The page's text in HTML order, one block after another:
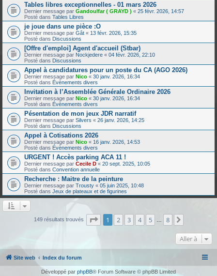
Tables libres exceptionnelles - 01 mars 2026
Dernier message par Gandoulfar ( GRAYD ) « 25 févr. 2026, 14:57
Posté dans Tables Libres
je joue dans une pièce :O
Dernier message par Gât « 13 févr. 2026, 15:35
Posté dans Discussions
[Offre d'emploi] Agent d'accueil (Stbar)
Dernier message par Nockjedere « 04 févr. 2026, 22:10
Posté dans Discussions
Appel à candidatures pour un poste du CA (AGO 2026)
Dernier message par Nico « 30 janv. 2026, 16:34
Posté dans Évènements divers
Invitation à l’Assemblée Générale Ordinaire 2026
Dernier message par Nico « 30 janv. 2026, 16:34
Posté dans Évènements divers
Pésentation de mon jeux JDR narratif
Dernier message par Silvers « 26 janv. 2026, 14:25
Posté dans Discussions
Appel à Cotisations 2026
Dernier message par Nico « 16 janv. 2026, 14:53
Posté dans Évènements divers
URGENT ! Accès parking ACA 11 !
Dernier message par Cecile D « 20 sept. 2025, 10:05
Posté dans Convention annuelle
Recherche : Maitre de la peinture
Dernier message par Trousty « 05 juin 2025, 10:48
Posté dans Jeux de plateaux et de figurines
149 résultats trouvés Page sur8
1 2 3 4 5 8
Aller à
Site web Index du forum
Développé par phpBB® Forum Software © phpBB Limited